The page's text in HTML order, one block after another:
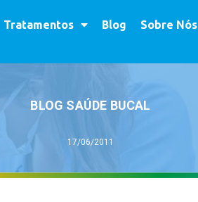
Tratamentos Blog Sobre Nós
BLOG SAÚDE BUCAL
17/06/2011